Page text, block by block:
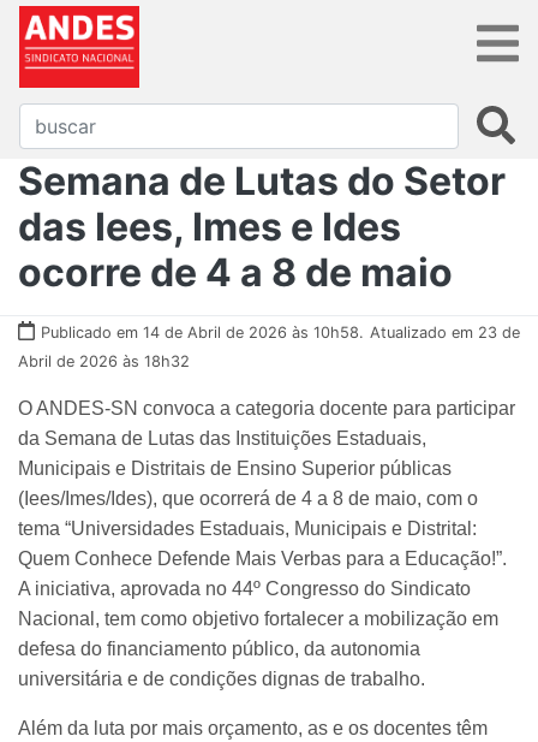
Semana de Lutas do Setor
das Iees, Imes e Ides
ocorre de 4 a 8 de maio
Publicado em 14 de Abril de 2026 às 10h58. Atualizado em 23 de
Abril de 2026 às 18h32
O ANDES-SN convoca a categoria docente para participar
da Semana de Lutas das Instituições Estaduais,
Municipais e Distritais de Ensino Superior públicas
(Iees/Imes/Ides), que ocorrerá de 4 a 8 de maio, com o
tema “Universidades Estaduais, Municipais e Distrital:
Quem Conhece Defende Mais Verbas para a Educação!”.
A iniciativa, aprovada no 44º Congresso do Sindicato
Nacional, tem como objetivo fortalecer a mobilização em
defesa do financiamento público, da autonomia
universitária e de condições dignas de trabalho.
Além da luta por mais orçamento, as e os docentes têm